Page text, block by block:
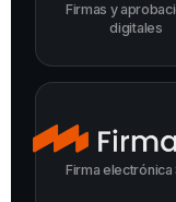
Firmas y
digitales
Firma electrónica